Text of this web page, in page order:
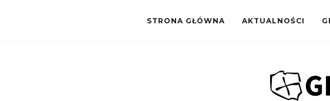
STRONA GŁÓWNA AKTUALNOŚCI